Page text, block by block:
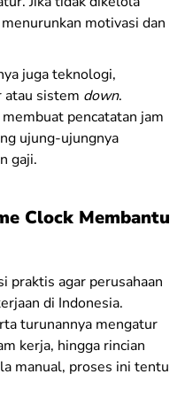
motivasi dan
juga teknologi,
atau sistem down.
pencatatan jam
ujung-ujungnya
gaji.
Clock Membantu
praktis agar perusahaan
di Indonesia.
turunannya mengatur
kerja, hingga rincian
manual, proses ini tentu